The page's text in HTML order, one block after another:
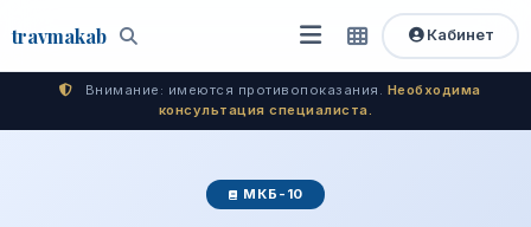
travmakab Поиск
Открыть
меню
Быстрый
доступ
Кабинет
Внимание: имеются противопоказания. Необходима
консультация специалиста.
МКБ-10